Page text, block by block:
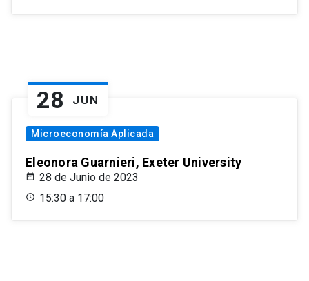
28 JUN
Microeconomía Aplicada
Eleonora Guarnieri, Exeter University
28 de Junio de 2023
15:30 a 17:00